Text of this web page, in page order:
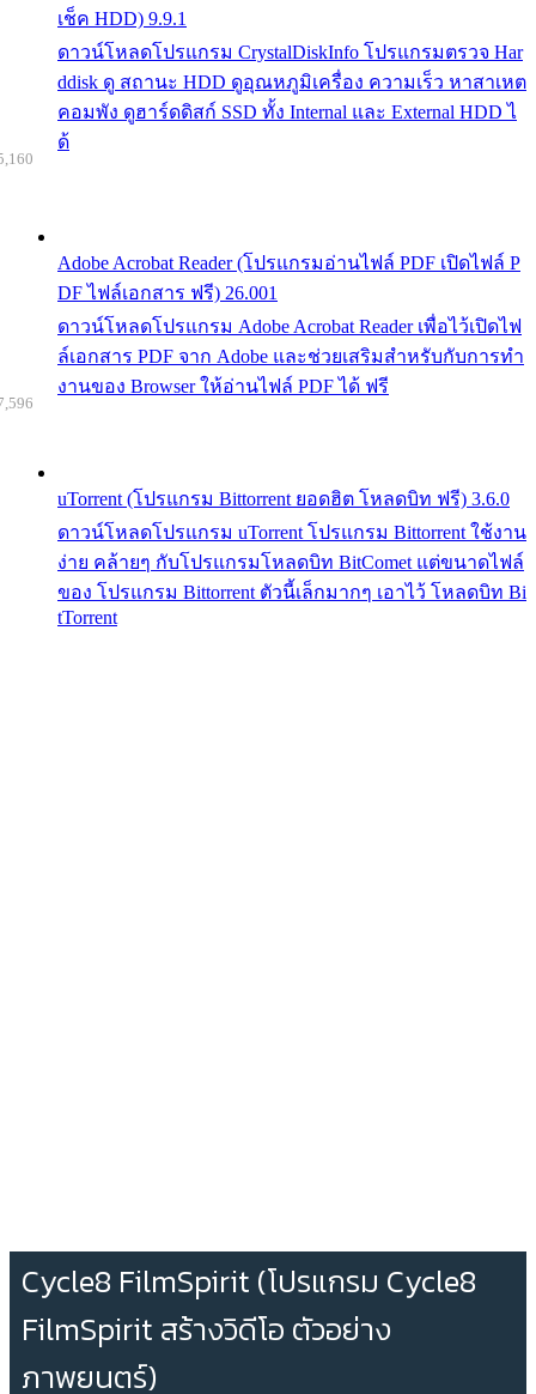
เช็ค HDD) 9.9.1
ดาวน์โหลดโปรแกรม CrystalDiskInfo โปรแกรมตรวจ Har
ddisk ดู สถานะ HDD ดูอุณหภูมิเครื่อง ความเร็ว หาสาเหต
คอมพัง ดูฮาร์ดดิสก์ SSD ทั้ง Internal และ External HDD ไ
ด้
Adobe Acrobat Reader (โปรแกรมอ่านไฟล์ PDF เปิดไฟล์ P
DF ไฟล์เอกสาร ฟรี) 26.001
ดาวน์โหลดโปรแกรม Adobe Acrobat Reader เพื่อไว้เปิดไฟ
ล์เอกสาร PDF จาก Adobe และช่วยเสริมสำหรับกับการทำ
งานของ Browser ให้อ่านไฟล์ PDF ได้ ฟรี
uTorrent (โปรแกรม Bittorrent ยอดฮิต โหลดบิท ฟรี) 3.6.0
ดาวน์โหลดโปรแกรม uTorrent โปรแกรม Bittorrent ใช้งาน
ง่าย คล้ายๆ กับโปรแกรมโหลดบิท BitComet แต่ขนาดไฟล์
ของ โปรแกรม Bittorrent ตัวนี้เล็กมากๆ เอาไว้ โหลดบิท Bi
tTorrent
Cycle8 FilmSpirit (โปรแกรม Cycle8
FilmSpirit สร้างวิดีโอ ตัวอย่าง
ภาพยนตร์)